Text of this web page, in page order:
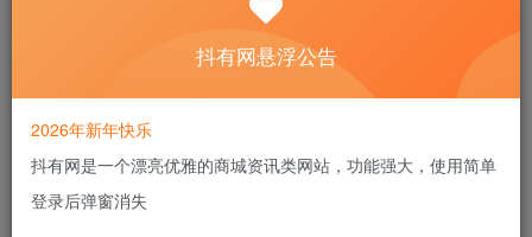
50
+10 +8 +5 +6 +3 +3 +5 +5
抖有网悬浮公告
2026年新年快乐
抖有网是一个漂亮优雅的商城资讯类网站，功能强大，使用简单
登录后弹窗消失